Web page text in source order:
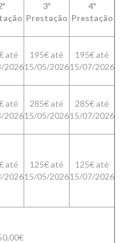
3ª
Prestação
4ª
Prestação
até
2026
195€ até
15/05/2026
195€ até
15/07/2026
até
2026
285€ até
15/05/2026
285€ até
15/07/2026
até
2026
125€ até
15/05/2026
125€ até
15/07/2026